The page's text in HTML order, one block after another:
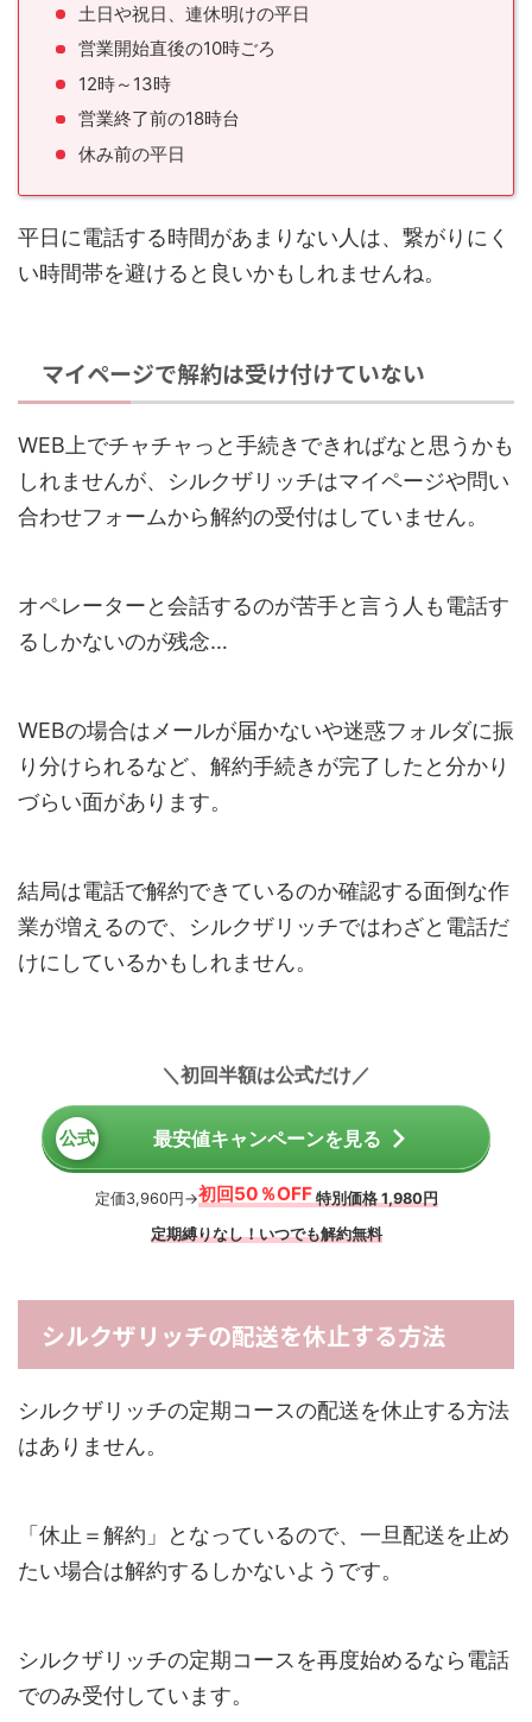
土日や祝日、連休明けの平日
営業開始直後の10時ごろ
12時～13時
営業終了前の18時台
休み前の平日
平日に電話する時間があまりない人は、繋がりにく
い時間帯を避けると良いかもしれませんね。
マイページで解約は受け付けていない
WEB上でチャチャっと手続きできればなと思うかも
しれませんが、シルクザリッチはマイページや問い
合わせフォームから解約の受付はしていません。
オペレーターと会話するのが苦手と言う人も電話す
るしかないのが残念…
WEBの場合はメールが届かないや迷惑フォルダに振
り分けられるなど、解約手続きが完了したと分かり
づらい面があります。
結局は電話で解約できているのか確認する面倒な作
業が増えるので、シルクザリッチではわざと電話だ
けにしているかもしれません。
最安値キャンペーンを見る
定価3,960円→初回50％OFF特別価格 1,980円
定期縛りなし！いつでも解約無料
シルクザリッチの配送を休止する方法
シルクザリッチの定期コースの配送を休止する方法
はありません。
「休止＝解約」となっているので、一旦配送を止め
たい場合は解約するしかないようです。
シルクザリッチの定期コースを再度始めるなら電話
でのみ受付しています。